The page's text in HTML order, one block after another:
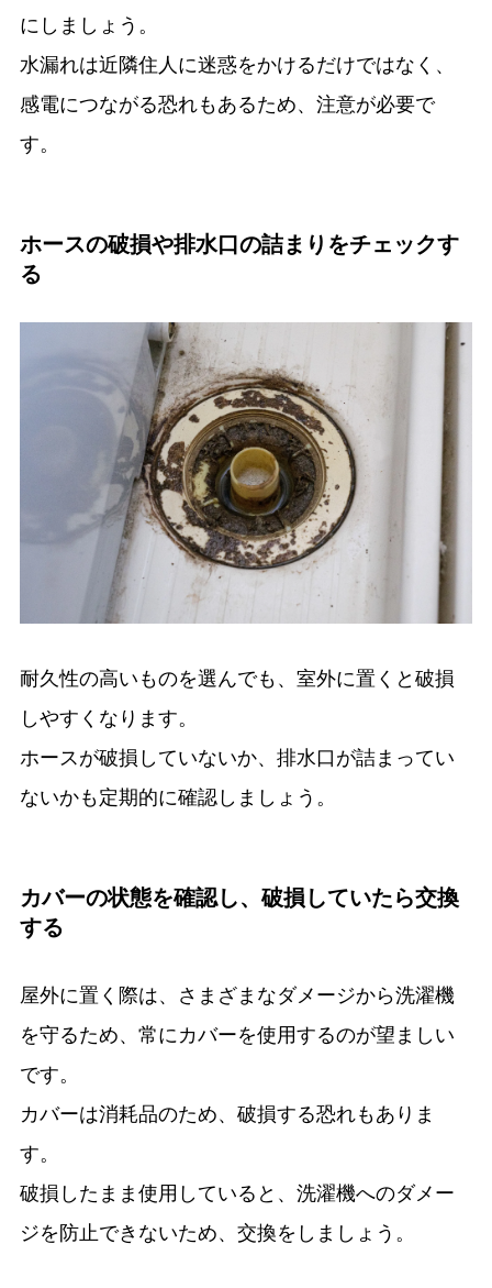
にしましょう。
水漏れは近隣住人に迷惑をかけるだけではなく、
感電につながる恐れもあるため、注意が必要で
す。
ホースの破損や排水口の詰まりをチェックす
る
耐久性の高いものを選んでも、室外に置くと破損
しやすくなります。
ホースが破損していないか、排水口が詰まってい
ないかも定期的に確認しましょう。
カバーの状態を確認し、破損していたら交換
する
屋外に置く際は、さまざまなダメージから洗濯機
を守るため、常にカバーを使用するのが望ましい
です。
カバーは消耗品のため、破損する恐れもありま
す。
破損したまま使用していると、洗濯機へのダメー
ジを防止できないため、交換をしましょう。